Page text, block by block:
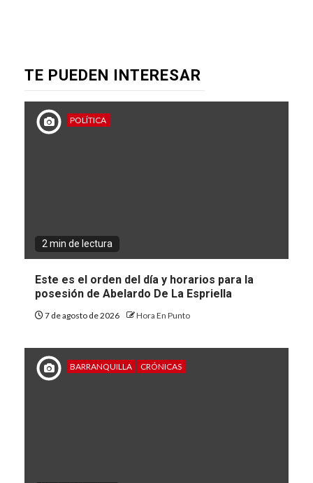
TE PUEDEN INTERESAR
POLÍTICA
2 min de lectura
Este es el orden del día y horarios para la
posesión de Abelardo De La Espriella
7 de agosto de 2026 Hora En Punto
BARRANQUILLA CRÓNICAS